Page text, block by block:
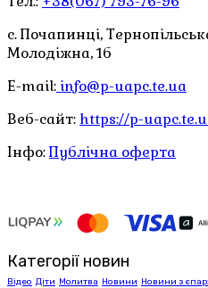
с. Почапинці,
Молодіжна, 1б
E-mail: info@p-uapc.te.ua
Веб-сайт: https://p-
Інфо:Публічна оферта
Категорії новин
Відео Діти Молитва Новини Новини з